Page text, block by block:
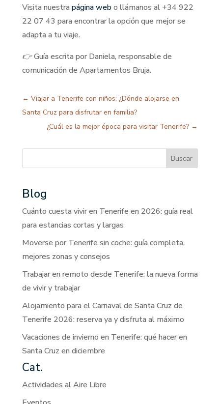
Visita nuestra página webo llámanos al +34 922
22 07 43 para encontrar la opción que mejor se
adapta a tu viaje.
👉 Guía escrita por Daniela, responsable de
comunicación de Apartamentos Bruja.
← Viajar a Tenerife con niños: ¿Dónde alojarse en
Santa Cruz para disfrutar en familia?
¿Cuál es la mejor época para visitar Tenerife? →
Buscar
Blog
Cuánto cuesta vivir en Tenerife en 2026: guía real
para estancias cortas y largas
Moverse por Tenerife sin coche: guía completa,
mejores zonas y consejos
Trabajar en remoto desde Tenerife: la nueva forma
de vivir y trabajar
Alojamiento para el Carnaval de Santa Cruz de
Tenerife 2026: reserva ya y disfruta al máximo
Vacaciones de invierno en Tenerife: qué hacer en
Santa Cruz en diciembre
Cat.
Actividades al Aire Libre